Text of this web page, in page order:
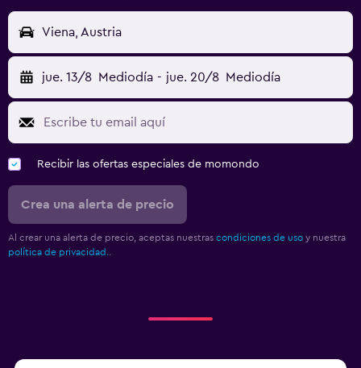
Viena, Austria
jue. 13/8 Mediodía - jue. 20/8 Mediodía
Recibir las ofertas especiales de momondo
Crea una alerta de precio
Al crear una alerta de precio, aceptas nuestras condiciones de uso y nuestra
política de privacidad.